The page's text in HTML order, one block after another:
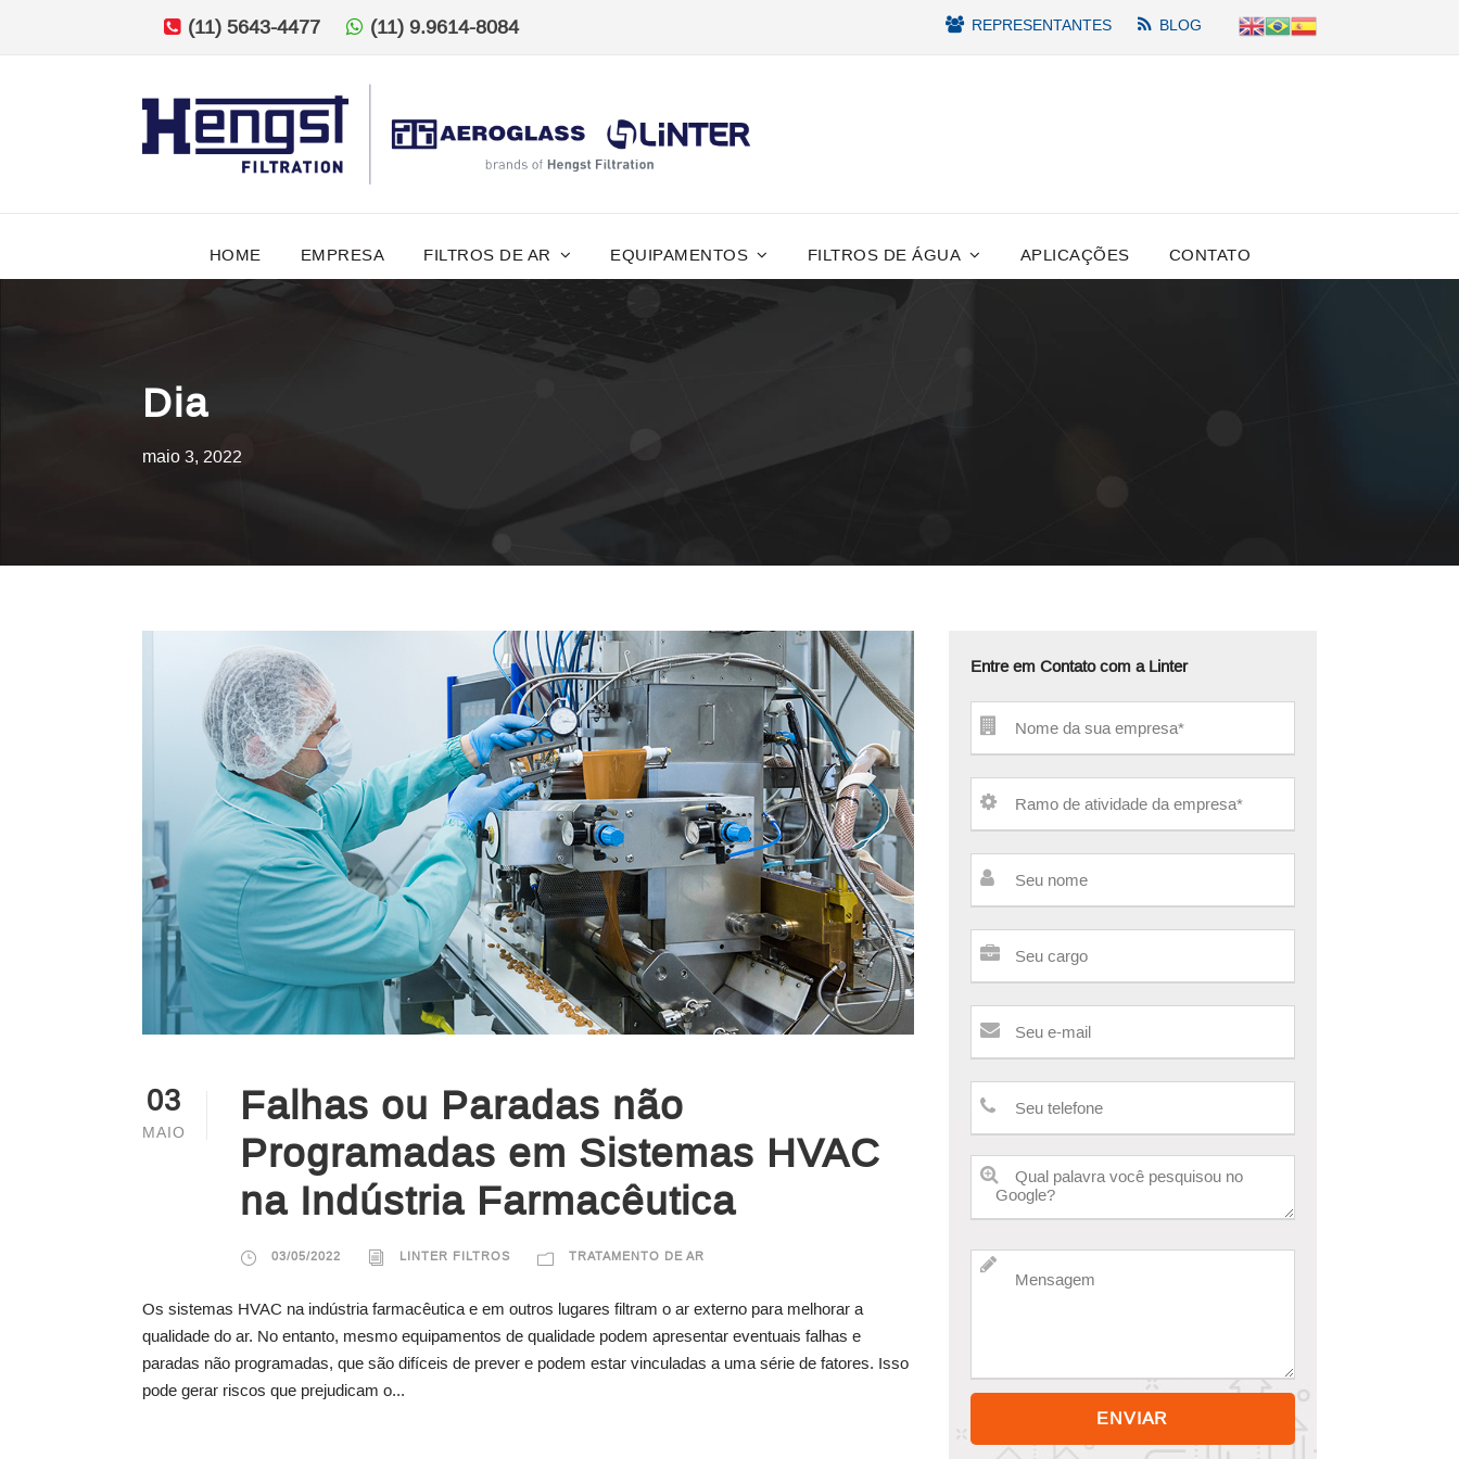
(11) 5643-4477 (11) 9.9614-8084 REPRESENTANTES BLOG
HOME EMPRESA FILTROS DE AR EQUIPAMENTOS FILTROS DE ÁGUA APLICAÇÕES CONTATO
Dia
maio 3, 2022
03
MAIO
Falhas ou Paradas não
Programadas em Sistemas HVAC
na Indústria Farmacêutica
03/05/2022 LINTER FILTROS TRATAMENTO DE AR
Os sistemas HVAC na indústria farmacêutica e em outros lugares filtram o ar externo para melhorar a
qualidade do ar. No entanto, mesmo equipamentos de qualidade podem apresentar eventuais falhas e
paradas não programadas, que são difíceis de prever e podem estar vinculadas a uma série de fatores. Isso
pode gerar riscos que prejudicam o...
Entre em Contato com a Linter